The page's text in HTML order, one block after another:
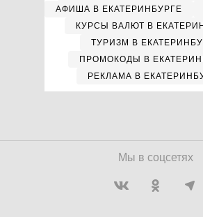
АФИША В ЕКАТЕРИНБУРГЕ
КУРСЫ ВАЛЮТ В
ТУРИЗМ В
ПРОМОКОДЫ В
РЕКЛАМА В
Мы в соцсетях